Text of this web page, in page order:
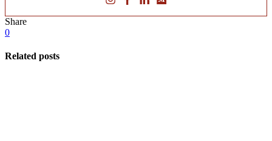
Share
0
Related posts